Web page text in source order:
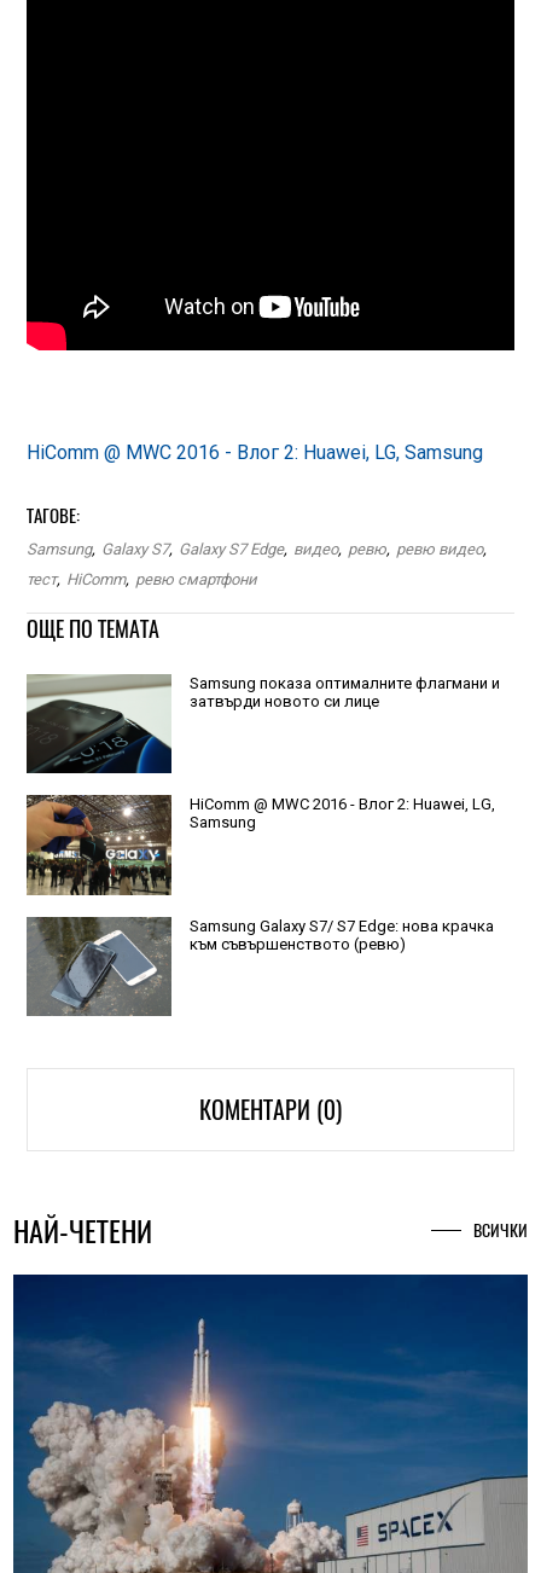
HiComm @ MWC 2016 - Влог 2: Huawei, LG, Samsung
ТАГОВЕ:
Samsung, Galaxy S7, Galaxy S7 Edge, видео, ревю, ревю видео,
тест, HiComm, ревю смартфони
ОЩЕ ПО ТЕМАТА
Samsung показа оптималните флагмани и
затвърди новото си лице
HiComm @ MWC 2016 - Влог 2: Huawei, LG,
Samsung
Samsung Galaxy S7/ S7 Edge: нова крачка
към съвършенството (ревю)
КОМЕНТАРИ (0)
НАЙ-ЧЕТЕНИ ВСИЧКИ